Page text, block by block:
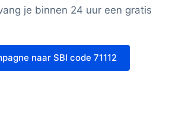
je binnen 24 uur een gratis
naar SBI code 71112